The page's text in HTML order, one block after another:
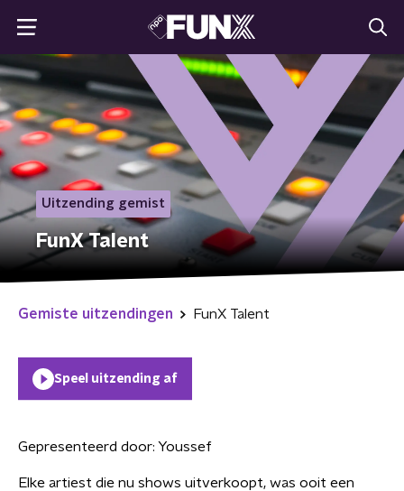
Uitzending gemist
FunX Talent
Gemiste uitzendingen FunX Talent
Speel uitzending af
Gepresenteerd door: Youssef
Elke artiest die nu shows uitverkoopt, was ooit een